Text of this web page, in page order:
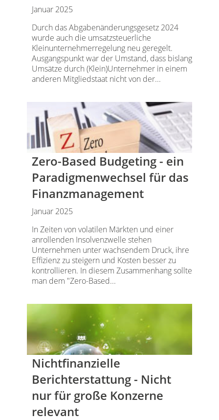
Januar 2025
Durch das Abgabenänderungsgesetz 2024
wurde auch die umsatzsteuerliche
Kleinunternehmerregelung neu geregelt.
Ausgangspunkt war der Umstand, dass bislang
Umsätze durch (Klein)Unternehmer in einem
anderen Mitgliedstaat nicht von der...
Zero-Based Budgeting - ein
Paradigmenwechsel für das
Finanzmanagement
Januar 2025
In Zeiten von volatilen Märkten und einer
anrollenden Insolvenzwelle stehen
Unternehmen unter wachsendem Druck, ihre
Effizienz zu steigern und Kosten besser zu
kontrollieren. In diesem Zusammenhang sollte
man dem "Zero-Based...
Nichtfinanzielle
Berichterstattung - Nicht
nur für große Konzerne
relevant